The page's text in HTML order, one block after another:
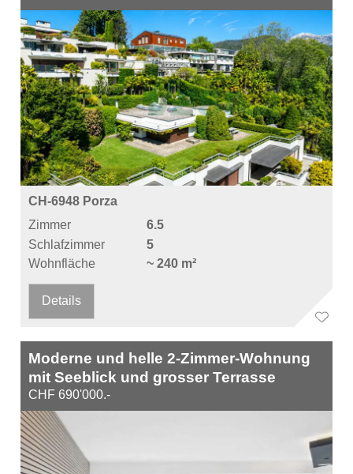
CH-6948 Porza
Zimmer
6.5
Schlafzimmer
5
Wohnfläche
~ 240 m²
Details
Moderne und helle 2-Zimmer-Wohnung
mit Seeblick und grosser Terrasse
CHF 690'000.-